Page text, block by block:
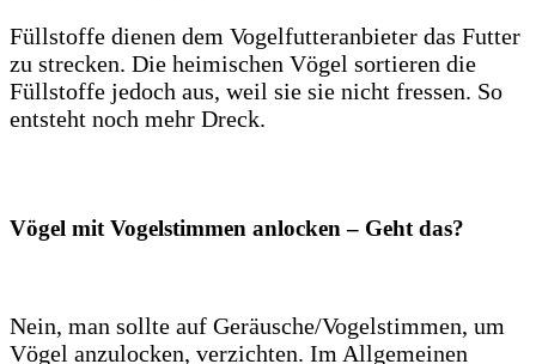
Füllstoffe dienen dem Vogelfutteranbieter das Futter
zu strecken. Die heimischen Vögel sortieren die
Füllstoffe jedoch aus, weil sie sie nicht fressen. So
entsteht noch mehr Dreck.
Vögel mit Vogelstimmen anlocken – Geht das?
Nein, man sollte auf Geräusche/Vogelstimmen, um
Vögel anzulocken, verzichten. Im Allgemeinen